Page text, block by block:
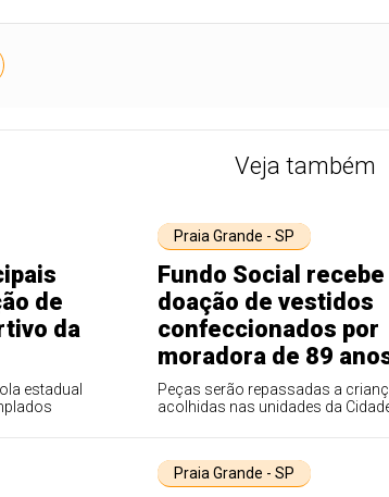
Veja também
de
da
estadual
Praia Grande - SP
Fundo Social recebe
doação de vestidos
confeccionados por
moradora de 89
Peças serão repassadas a
acolhidas nas unidades da
Praia Grande - SP